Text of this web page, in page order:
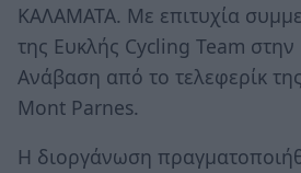
ΚΑΛΑΜΑΤΑ. Με επιτυχία
της Ευκλής Cycling Team
Ανάβαση από το τελεφερίκ
Mont Parnes.
Η διοργάνωση